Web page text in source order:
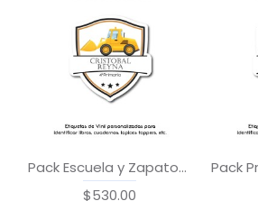
Pack Escuela y Zapatos Trucks
$530.00